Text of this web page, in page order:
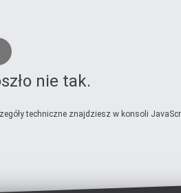
nie tak.
techniczne znajdziesz w konsoli